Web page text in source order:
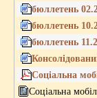
бюллетень
бюллетень
бюллетень
Соціальна
Соціальна